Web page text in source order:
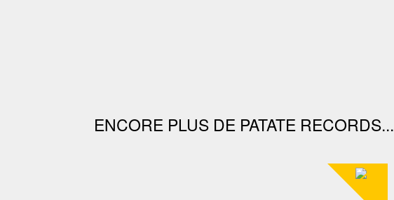
ENCORE PLUS DE PATATE RECORDS...